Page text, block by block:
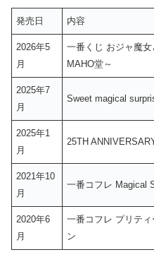
発売日 内容
2026年5
月
一番くじ おジャ魔
MAHO堂～
2025年7
月
Sweet magical
2025年1
月
25TH
2021年10
月
一番コフレ Magical
2020年6
月
一番コフレ プリテ
ン